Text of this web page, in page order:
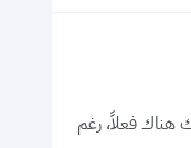
سماعة واقع افتراضي تغمرك بالكامل. من حولك جمهور يهتف، والملعب يمتد أمامك بزاوية 360 درجة، وكأنك هناك فعلاً، رغم